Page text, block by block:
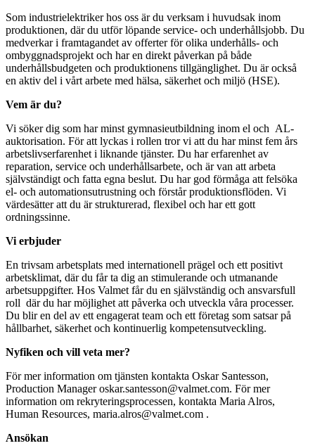
Som industrielektriker hos oss är du verksam i huvudsak inom
produktionen, där du utför löpande service- och underhållsjobb. Du
medverkar i framtagandet av offerter för olika underhålls- och
ombyggnadsprojekt och har en direkt påverkan på både
underhållsbudgeten och produktionens tillgänglighet. Du är också
en aktiv del i vårt arbete med hälsa, säkerhet och miljö (HSE).
Vem är du?
Vi söker dig som har minst gymnasieutbildning inom el och AL-
auktorisation. För att lyckas i rollen tror vi att du har minst fem års
arbetslivserfarenhet i liknande tjänster. Du har erfarenhet av
reparation, service och underhållsarbete, och är van att arbeta
självständigt och fatta egna beslut. Du har god förmåga att felsöka
el- och automationsutrustning och förstår produktionsflöden. Vi
värdesätter att du är strukturerad, flexibel och har ett gott
ordningssinne.
Vi erbjuder
En trivsam arbetsplats med internationell prägel och ett positivt
arbetsklimat, där du får ta dig an stimulerande och utmanande
arbetsuppgifter. Hos Valmet får du en självständig och ansvarsfull
roll där du har möjlighet att påverka och utveckla våra processer.
Du blir en del av ett engagerat team och ett företag som satsar på
hållbarhet, säkerhet och kontinuerlig kompetensutveckling.
Nyfiken och vill veta mer?
För mer information om tjänsten kontakta Oskar Santesson,
Production Manageroskar.santesson@valmet.com. För mer
information om rekryteringsprocessen, kontakta Maria Alros,
Human Resources, maria.alros@valmet.com .
Ansökan